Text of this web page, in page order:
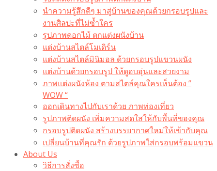
นำความรู้สึกดีๆ มาสู่บ้านของคุณด้วยกรอบรูปและ
งานศิลปะที่ไม่ซ้ำใคร
รูปภาพดอกไม้ ตกแต่งผนังบ้าน
แต่งบ้านสไตล์โมเดิร์น
แต่งบ้านสไตล์มินิมอล ด้วยกรอบรูปแขวนผนัง
แต่งบ้านด้วยกรอบรูป ให้ดูอบอุ่นและสวยงาม
ภาพแต่งผนังห้อง ตามสไตล์คุณใครเห็นต้อง ”
WOW “
ออกเดินทางไปกับเราด้วย ภาพท่องเที่ยว
รูปภาพติดผนัง เพิ่มความสดใสให้กับพื้นที่ของคุณ
กรอบรูปติดผนัง สร้างบรรยากาศใหม่ให้เข้ากับคุณ
เปลี่ยนบ้านที่คุณรัก ด้วยรูปภาพใส่กรอบพร้อมแขวน​
About Us
วิธีการสั่งซื้อ